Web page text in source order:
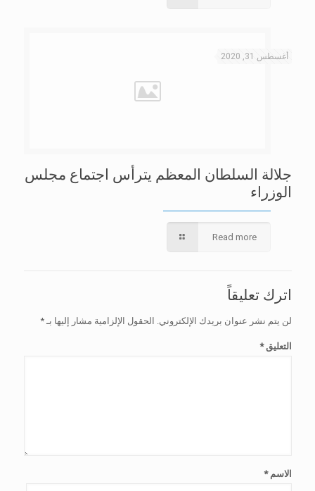
أغسطس 31, 2020
جلالة السلطان المعظم يترأس اجتماع مجلس
الوزراء
Read more
اترك تعليقاً
لن يتم نشر عنوان بريدك الإلكتروني. الحقول الإلزامية مشار إليها بـ*
التعليق*
الاسم*